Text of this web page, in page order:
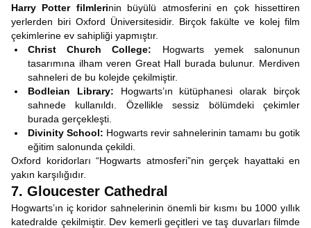
Harry Potter filmlerinin büyülü atmosferini en çok hissettiren
yerlerden biri Oxford Üniversitesidir. Birçok fakülte ve kolej film
çekimlerine ev sahipliği yapmıştır.
Christ Church College: Hogwarts yemek salonunun
tasarımına ilham veren Great Hall burada bulunur. Merdiven
sahneleri de bu kolejde çekilmiştir.
Bodleian Library: Hogwarts’ın kütüphanesi olarak birçok
sahnede kullanıldı. Özellikle sessiz bölümdeki çekimler
burada gerçekleşti.
Divinity School: Hogwarts revir sahnelerinin tamamı bu gotik
eğitim salonunda çekildi.
Oxford koridorları “Hogwarts atmosferi”nin gerçek hayattaki en
yakın karşılığıdır.
7. Gloucester Cathedral
Hogwarts’ın iç koridor sahnelerinin önemli bir kısmı bu 1000 yıllık
katedralde çekilmiştir. Dev kemerli geçitleri ve taş duvarları filmde